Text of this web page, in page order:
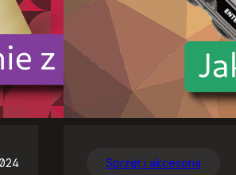
Sprzęt i akcesoria